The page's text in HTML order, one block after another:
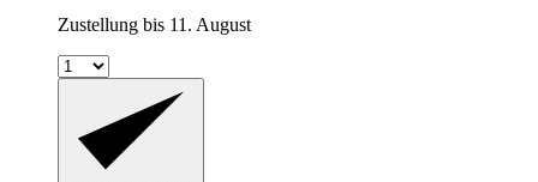
Zustellung bis 11. August